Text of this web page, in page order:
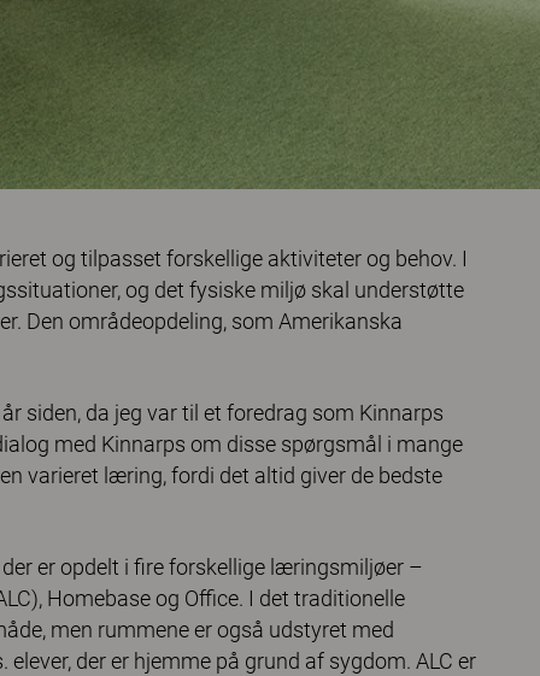
og tilpasset forskellige aktiviteter og behov. I
og det fysiske miljø skal understøtte
Den områdeopdeling, som Amerikanska
siden, da jeg var til et foredrag som Kinnarps
med Kinnarps om disse spørgsmål i mange
varieret læring, fordi det altid giver de bedste
er opdelt i ﬁre forskellige læringsmiljøer –
Homebase og Office. I det traditionelle
men rummene er også udstyret med
der er hjemme på grund af sygdom. ALC er